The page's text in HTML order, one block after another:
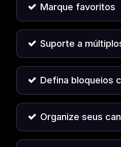
Marque favoritos
Suporte a
Defina bloqueios
Organize seus